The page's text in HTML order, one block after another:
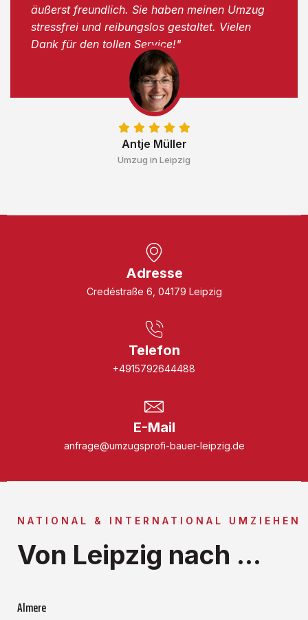
Antje Müller
Umzug in Leipzig
äußerst freundlich. Sie haben meinen Umzug
stressfrei und reibungslos gestaltet. Vielen
Dank für den tollen Service!"
Adresse
Credéstraße 6, 04179 Leipzig
Telefon
+4915792644488
E-Mail
anfrage@umzugsprofi-bauer-leipzig.de
NATIONAL & INTERNATIONAL UMZIEHEN
Von Leipzig nach ...
Almere